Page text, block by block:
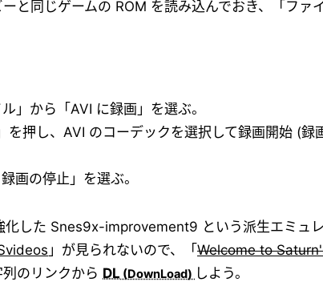
と同じゲームの ROM を読み込んでおき、「ファ
」から「AVI に録画」を選ぶ。
押し、AVI のコーデックを選択して録画開始 (録
画の停止」を選ぶ。
した Snes9x-improvement9 という派生エミュ
」が見られないので、「Welcome to
のリンクから DL しよう。